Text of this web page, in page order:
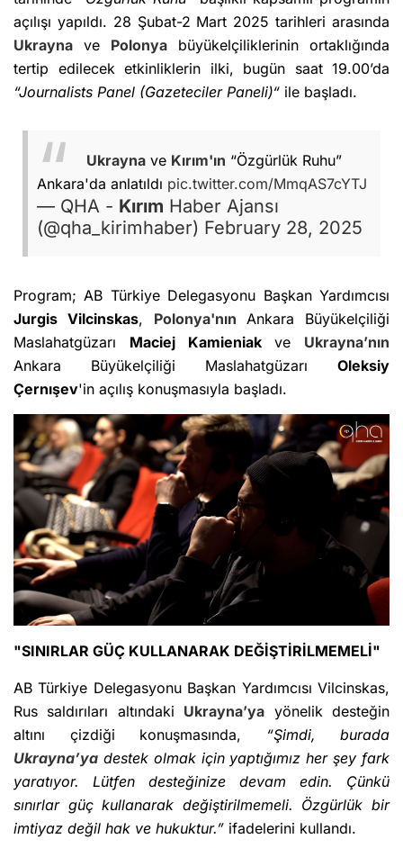
açılışı yapıldı. 28 Şubat-2 Mart 2025 tarihleri arasında
Ukrayna ve Polonya büyükelçiliklerinin ortaklığında
tertip edilecek etkinliklerin ilki, bugün saat 19.00’da
“Journalists Panel (Gazeteciler Paneli)“ ile başladı.
Ukrayna ve Kırım'ın “Özgürlük Ruhu”
Ankara'da anlatıldı pic.twitter.com/MmqAS7cYTJ
— QHA - Kırım Haber Ajansı
(@qha_kirimhaber) February 28, 2025
Program; AB Türkiye Delegasyonu Başkan Yardımcısı
Jurgis Vilcinskas, Polonya'nın Ankara Büyükelçiliği
Maslahatgüzarı Maciej Kamieniakve Ukrayna’nın
Ankara Büyükelçiliği Maslahatgüzarı Oleksiy
Çernışev'in açılış konuşmasıyla başladı.
"SINIRLAR GÜÇ KULLANARAK DEĞİŞTİRİLMEMELİ"
AB Türkiye Delegasyonu Başkan Yardımcısı Vilcinskas,
Rus saldırıları altındaki Ukrayna’ya yönelik desteğin
altını çizdiği konuşmasında, “Şimdi, burada
Ukrayna’ya destek olmak için yaptığımız her şey fark
yaratıyor. Lütfen desteğinize devam edin. Çünkü
sınırlar güç kullanarak değiştirilmemeli. Özgürlük bir
imtiyaz değil hak ve hukuktur.” ifadelerini kullandı.